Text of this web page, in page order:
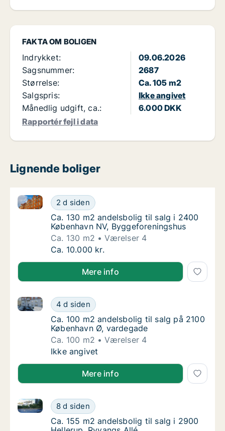
FAKTA OM BOLIGEN
Indrykket:
09.06.2026
Sagsnummer:
2687
Størrelse:
Ca. 105 m2
Salgspris:
Ikke angivet
Månedlig udgift, ca.:
6.000 DKK
Rapportér fejl i data
Lignende boliger
Ca. 130 m2 andelsbolig til salg i 2400
2 d siden
Ca. 130 m2 andelsbolig til salg i 2400 København
Ca. 130 m2 andelsbolig til salg i 2400
Ca. 130 m2 andelsbolig til salg i 2400
København NV, Byggeforeningshus
Ca. 130 m2
Værelser 4
Ca. 130 m2 andelsbolig til salg i 2400
Ca. 10.000 kr.
Mere info
Ca. 100 m2 andelsbolig til salg på 2100
4 d siden
Ca. 100 m2 andelsbolig til salg på 2100 København
Ca. 100 m2 andelsbolig til salg på 2100
Ca. 100 m2 andelsbolig til salg på 2100
København Ø, vardegade
Ca. 100 m2
Værelser 4
Ca. 100 m2 andelsbolig til salg på 2100
Ikke angivet
Mere info
Ca. 155 m2 andelsbolig til salg i 2900
8 d siden
Ca. 155 m2 andelsbolig til salg i 2900 Hellerup,
Ca. 155 m2 andelsbolig til salg i 2900
Ca. 155 m2 andelsbolig til salg i 2900